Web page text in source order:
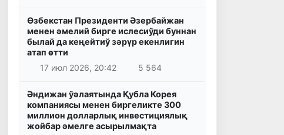
Өзбекстан Президенти Әзербайжан
менен әмелий бирге ислесиўди буннан
былай да кеңейтиў зәрүр екенлигин
атап өтти
17 июл 2026, 20:42
5 564
Әндижан ўәлаятында Қубла Корея
компаниясы менен биргеликте 300
миллион долларлық инвестициялық
жойбар әмелге асырылмақта